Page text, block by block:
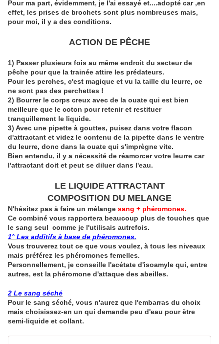
Pour ma part, évidemment, je l'ai essayé et....adopté car ,en
effet, les prises de brochets sont plus nombreuses mais,
pour moi, il y a des conditions.
ACTION DE PÊCHE
1) Passer plusieurs fois au même endroit du secteur de
pêche pour que la trainée attire les prédateurs.
Pour les perches, c'est magique et vu la taille du leurre, ce
ne sont pas des perchettes !
2) Bourrer le corps creux avec de la ouate qui est bien
meilleure que le coton pour retenir et restituer
tranquillement le liquide.
3) Avec une pipette à gouttes, puisez dans votre flacon
d'attractant et videz le contenu de la pipette dans le ventre
du leurre, donc dans la ouate qui s'imprègne vite.
Bien entendu, il y a nécessité de réamorcer votre leurre car
l'attractant doit et peut se diluer dans l'eau.
LE LIQUIDE ATTRACTANT
COMPOSITION DU MELANGE
N'hésitez pas à faire un mélange sang + phéromones.
Ce combiné vous rapportera beaucoup plus de touches que
le sang seul comme je l'utilisais autrefois.
1° Les additifs à base de phéromones.
Vous trouverez tout ce que vous voulez, à tous les niveaux
mais préférez les phéromones femelles.
Personnellement, je conseille l'acétate d'isoamyle qui, entre
autres, est la phéromone d'attaque des abeilles.
2 Le sang séché
Pour le sang séché, vous n'aurez que l'embarras du choix
mais choisissez-en un qui demande peu d'eau pour être
semi-liquide et collant.